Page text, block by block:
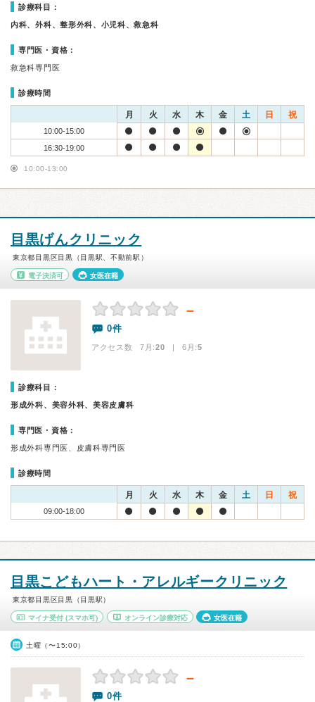
診療科目：
内科、外科、整形外科、小児科、救急科
専門医・資格：
救急科専門医
診療時間
月 火 水 木 金 土 日 祝
10:00-15:00
16:30-19:00
10:00-13:00
目黒げんクリニック
東京都目黒区目黒（目黒駅、不動前駅）
電子決済可 女医在籍
－
0件
アクセス数 7月:20 | 6月:5
診療科目：
形成外科、美容外科、美容皮膚科
専門医・資格：
形成外科専門医、皮膚科専門医
診療時間
月 火 水 木 金 土 日 祝
09:00-18:00
目黒こどもハート・アレルギークリニック
東京都目黒区目黒（目黒駅）
マイナ受付 (スマホ可) オンライン診療対応 女医在籍
土曜（〜15:00）
－
0件